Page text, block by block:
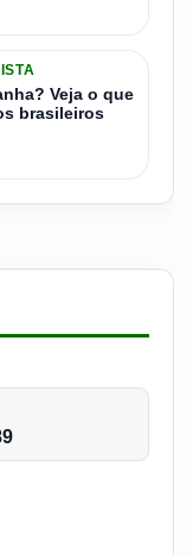
Veja o que
brasileiros